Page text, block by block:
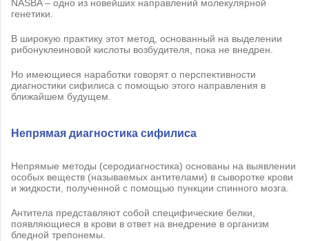
NASBA – одно из новейших направлений молекулярной
генетики.
В широкую практику этот метод, основанный на выделении
рибонуклеиновой кислоты возбудителя, пока не внедрен.
Но имеющиеся наработки говорят о перспективности
диагностики сифилиса с помощью этого направления в
ближайшем будущем.
Непрямая диагностика сифилиса
Непрямые методы (серодиагностика) основаны на выявлении
особых веществ (называемых антителами) в сыворотке крови
и жидкости, полученной с помощью пункции спинного мозга.
Антитела представляют собой специфические белки,
появляющиеся в крови в ответ на внедрение в организм
бледной трепонемы.